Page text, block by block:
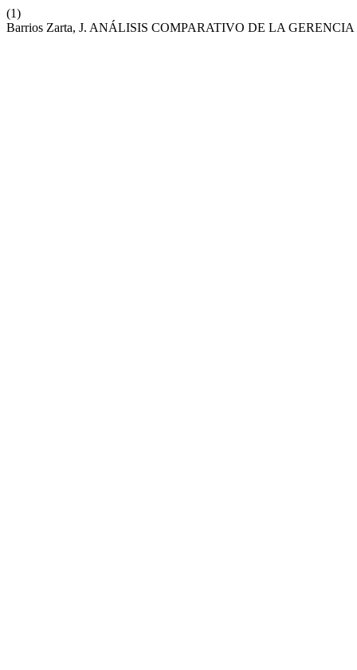
(1)
Barrios Zarta, J. ANÁLISIS COMPARATIVO DE LA